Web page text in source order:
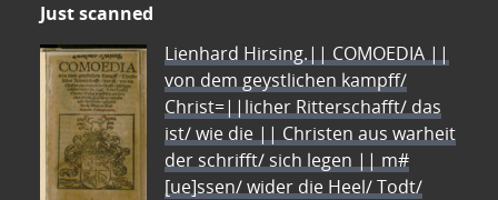
Just scanned
Lienhard Hirsing.|| COMOEDIA ||
von dem geystlichen kampff/
Christ=||licher Ritterschafft/ das
ist/ wie die || Christen aus warheit
der schrifft/ sich legen || m#
[ue]ssen/ wider die Heel/ Todt/